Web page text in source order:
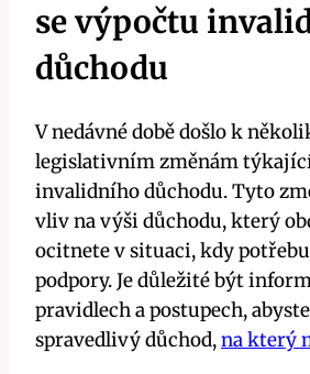
se výpočtu
důchodu
V nedávné době došlo k
legislativním změnám
invalidního důchodu. Tyto
vliv na výši důchodu, který
ocitnete v situaci, kdy
podpory. Je důležité být
pravidlech a postupech,
spravedlivý důchod,na který